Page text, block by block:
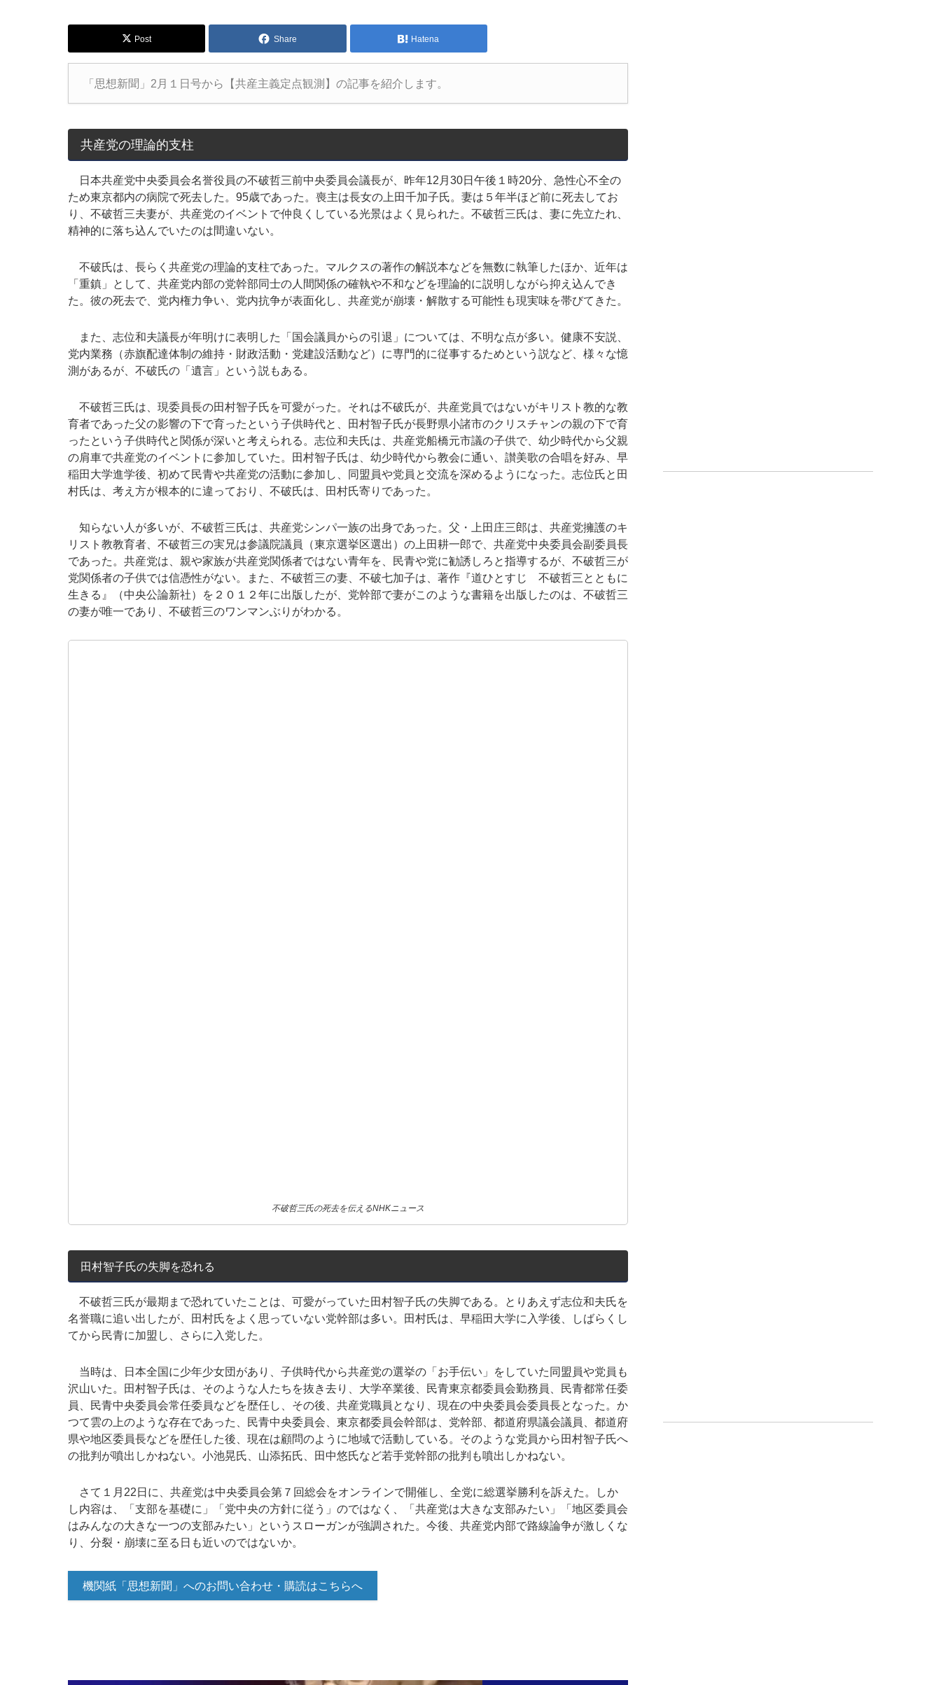
Post Share Hatena
「思想新聞」2月１日号から【共産主義定点観測】の記事を紹介します。
共産党の理論的支柱
日本共産党中央委員会名誉役員の不破哲三前中央委員会議長が、昨年12月30日午後１時20分、急性心不全の
ため東京都内の病院で死去した。95歳であった。喪主は長女の上田千加子氏。妻は５年半ほど前に死去してお
り、不破哲三夫妻が、共産党のイベントで仲良くしている光景はよく見られた。不破哲三氏は、妻に先立たれ、
精神的に落ち込んでいたのは間違いない。
不破氏は、長らく共産党の理論的支柱であった。マルクスの著作の解説本などを無数に執筆したほか、近年は
「重鎮」として、共産党内部の党幹部同士の人間関係の確執や不和などを理論的に説明しながら抑え込んでき
た。彼の死去で、党内権力争い、党内抗争が表面化し、共産党が崩壊・解散する可能性も現実味を帯びてきた。
また、志位和夫議長が年明けに表明した「国会議員からの引退」については、不明な点が多い。健康不安説、
党内業務（赤旗配達体制の維持・財政活動・党建設活動など）に専門的に従事するためという説など、様々な憶
測があるが、不破氏の「遺言」という説もある。
不破哲三氏は、現委員長の田村智子氏を可愛がった。それは不破氏が、共産党員ではないがキリスト教的な教
育者であった父の影響の下で育ったという子供時代と、田村智子氏が長野県小諸市のクリスチャンの親の下で育
ったという子供時代と関係が深いと考えられる。志位和夫氏は、共産党船橋元市議の子供で、幼少時代から父親
の肩車で共産党のイベントに参加していた。田村智子氏は、幼少時代から教会に通い、讃美歌の合唱を好み、早
稲田大学進学後、初めて民青や共産党の活動に参加し、同盟員や党員と交流を深めるようになった。志位氏と田
村氏は、考え方が根本的に違っており、不破氏は、田村氏寄りであった。
知らない人が多いが、不破哲三氏は、共産党シンパ一族の出身であった。父・上田庄三郎は、共産党擁護のキ
リスト教教育者、不破哲三の実兄は参議院議員（東京選挙区選出）の上田耕一郎で、共産党中央委員会副委員長
であった。共産党は、親や家族が共産党関係者ではない青年を、民青や党に勧誘しろと指導するが、不破哲三が
党関係者の子供では信憑性がない。また、不破哲三の妻、不破七加子は、著作『道ひとすじ 不破哲三とともに
生きる』（中央公論新社）を２０１２年に出版したが、党幹部で妻がこのような書籍を出版したのは、不破哲三
の妻が唯一であり、不破哲三のワンマンぶりがわかる。
不破哲三氏の死去を伝えるNHKニュース
田村智子氏の失脚を恐れる
不破哲三氏が最期まで恐れていたことは、可愛がっていた田村智子氏の失脚である。とりあえず志位和夫氏を
名誉職に追い出したが、田村氏をよく思っていない党幹部は多い。田村氏は、早稲田大学に入学後、しばらくし
てから民青に加盟し、さらに入党した。
当時は、日本全国に少年少女団があり、子供時代から共産党の選挙の「お手伝い」をしていた同盟員や党員も
沢山いた。田村智子氏は、そのような人たちを抜き去り、大学卒業後、民青東京都委員会勤務員、民青都常任委
員、民青中央委員会常任委員などを歴任し、その後、共産党職員となり、現在の中央委員会委員長となった。か
つて雲の上のような存在であった、民青中央委員会、東京都委員会幹部は、党幹部、都道府県議会議員、都道府
県や地区委員長などを歴任した後、現在は顧問のように地域で活動している。そのような党員から田村智子氏へ
の批判が噴出しかねない。小池晃氏、山添拓氏、田中悠氏など若手党幹部の批判も噴出しかねない。
さて１月22日に、共産党は中央委員会第７回総会をオンラインで開催し、全党に総選挙勝利を訴えた。しか
し内容は、「支部を基礎に」「党中央の方針に従う」のではなく、「共産党は大きな支部みたい」「地区委員会
はみんなの大きな一つの支部みたい」というスローガンが強調された。今後、共産党内部で路線論争が激しくな
り、分裂・崩壊に至る日も近いのではないか。
機関紙「思想新聞」へのお問い合わせ・購読はこちらへ